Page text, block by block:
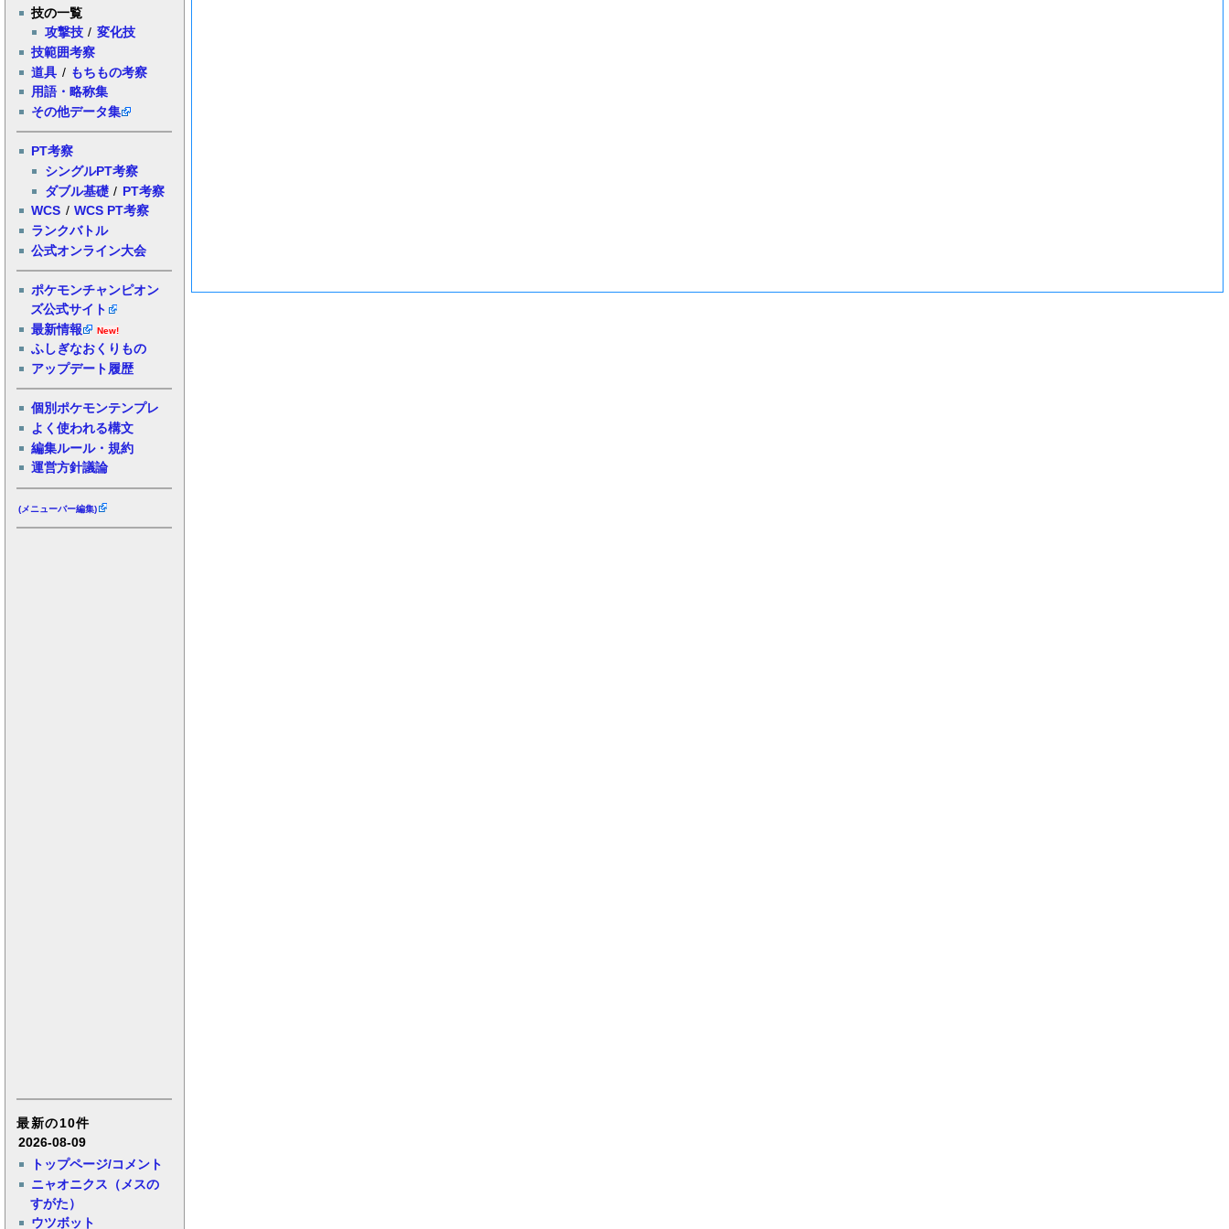
技の一覧
攻撃技 / 変化技
技範囲考察
道具 / もちもの考察
用語・略称集
その他データ集
PT考察
シングルPT考察
ダブル基礎 / PT考察
WCS / WCS PT考察
ランクバトル
公式オンライン大会
ポケモンチャンピオン
ズ公式サイト
最新情報
New!
ふしぎなおくりもの
アップデート履歴
個別ポケモンテンプレ
よく使われる構文
編集ルール・規約
運営方針議論
(メニューバー編集)
最新の10件
2026-08-09
トップページ/コメント
ニャオニクス（メスの
すがた）
ウツボット